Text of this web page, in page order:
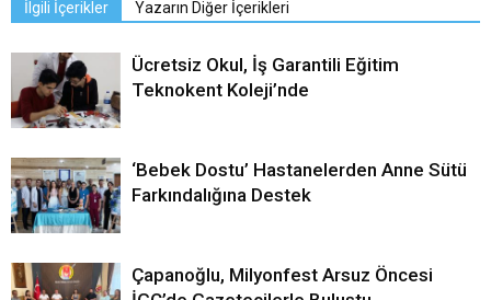
İlgili İçerikler Yazarın Diğer İçerikleri
Ücretsiz Okul, İş Garantili Eğitim
Teknokent Koleji’nde
‘Bebek Dostu’ Hastanelerden Anne Sütü
Farkındalığına Destek
Çapanoğlu, Milyonfest Arsuz Öncesi